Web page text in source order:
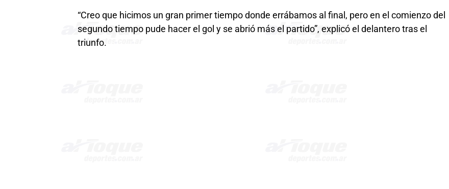
“Creo que hicimos un gran primer tiempo donde errábamos al final, pero en el comienzo del
segundo tiempo pude hacer el gol y se abrió más el partido”, explicó el delantero tras el
triunfo.